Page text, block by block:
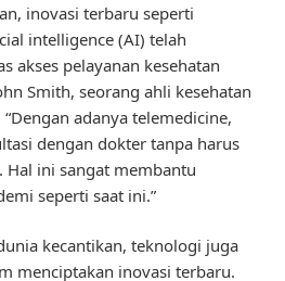
inovasi terbaru seperti
intelligence (AI) telah
akses pelayanan kesehatan
Smith, seorang ahli kesehatan
adanya telemedicine,
dengan dokter tanpa harus
Hal ini sangat membantu
seperti saat ini.”
kecantikan, teknologi juga
menciptakan inovasi terbaru.